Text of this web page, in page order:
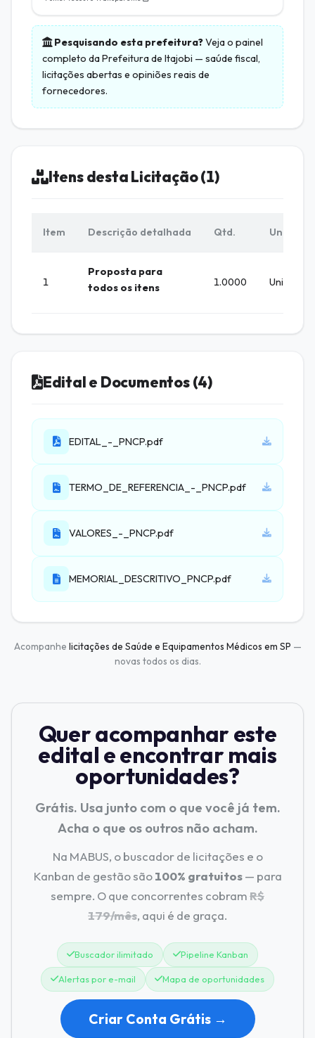
Pesquisando esta prefeitura?Veja o painel
completo daPrefeitura de Itajobi — saúde fiscal,
licitações abertas e opiniões reais de
fornecedores.
Itens desta Licitação (1)
Item Descrição detalhada Qtd. Unid.
1
Proposta para
todos os itens
1.0000 Unidade
Edital e Documentos (4)
EDITAL_-_PNCP.pdf
TERMO_DE_REFERENCIA_-_PNCP.pdf
VALORES_-_PNCP.pdf
MEMORIAL_DESCRITIVO_PNCP.pdf
Acompanhe licitações de Saúde e Equipamentos Médicos em SP —
novas todos os dias.
Quer acompanhar este
edital e encontrar mais
oportunidades?
Grátis. Usa junto com o que você já tem.
Acha o que os outros não acham.
Na MABUS, o buscador de licitações e o
Kanban de gestão são100% gratuitos— para
sempre. O que concorrentes cobramR$
179/mês, aqui é de graça.
Buscador ilimitado Pipeline Kanban
Alertas por e-mail Mapa de oportunidades
Criar Conta Grátis →